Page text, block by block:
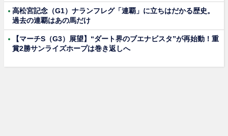
高松宮記念（G1）ナランフレグ「連覇」に立ちはだかる歴史。
過去の連覇はあの馬だけ
【マーチS（G3）展望】“ダート界のブエナビスタ”が再始動！重
賞2勝サンライズホープは巻き返しへ